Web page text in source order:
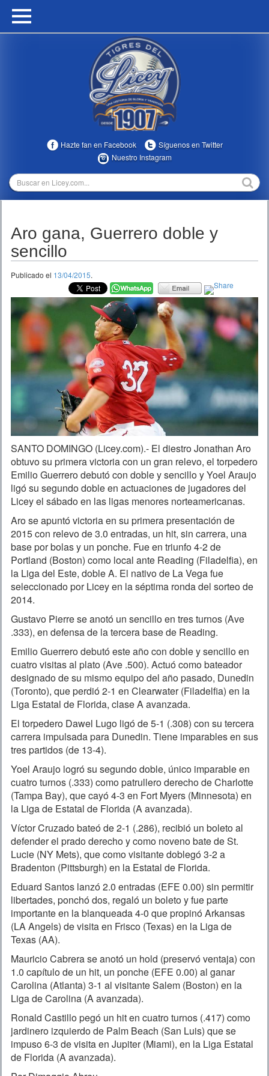
HOME
MULTIMEDIA
TEMPORADAS
Hazte fan en Facebook
Síguenos en Twitter
Nuestro Instagram
Aro gana, Guerrero doble y
sencillo
Publicado el 13/04/2015.
SANTO DOMINGO (Licey.com).- El diestro Jonathan Aro
obtuvo su primera victoria con un gran relevo, el torpedero
Emilio Guerrero debutó con doble y sencillo y Yoel Araujo
ligó su segundo doble en actuaciones de jugadores del
Licey el sábado en las ligas menores norteamericanas.
Aro se apuntó victoria en su primera presentación de
2015 con relevo de 3.0 entradas, un hit, sin carrera, una
base por bolas y un ponche. Fue en triunfo 4-2 de
Portland (Boston) como local ante Reading (Filadelfia), en
la Liga del Este, doble A. El nativo de La Vega fue
seleccionado por Licey en la séptima ronda del sorteo de
2014.
Gustavo Pierre se anotó un sencillo en tres turnos (Ave
.333), en defensa de la tercera base de Reading.
Emilio Guerrero debutó este año con doble y sencillo en
cuatro visitas al plato (Ave .500). Actuó como bateador
designado de su mismo equipo del año pasado, Dunedin
(Toronto), que perdió 2-1 en Clearwater (Filadelfia) en la
Liga Estatal de Florida, clase A avanzada.
El torpedero Dawel Lugo ligó de 5-1 (.308) con su tercera
carrera impulsada para Dunedin. Tiene imparables en sus
tres partidos (de 13-4).
Yoel Araujo logró su segundo doble, único imparable en
cuatro turnos (.333) como patrullero derecho de Charlotte
(Tampa Bay), que cayó 4-3 en Fort Myers (Minnesota) en
la Liga de Estatal de Florida (A avanzada).
Víctor Cruzado bateó de 2-1 (.286), recibió un boleto al
defender el prado derecho y como noveno bate de St.
Lucie (NY Mets), que como visitante doblegó 3-2 a
Bradenton (Pittsburgh) en la Estatal de Florida.
Eduard Santos lanzó 2.0 entradas (EFE 0.00) sin permitir
libertades, ponchó dos, regaló un boleto y fue parte
importante en la blanqueada 4-0 que propinó Arkansas
(LA Angels) de visita en Frisco (Texas) en la Liga de
Texas (AA).
Mauricio Cabrera se anotó un hold (preservó ventaja) con
1.0 capítulo de un hit, un ponche (EFE 0.00) al ganar
Carolina (Atlanta) 3-1 al visitante Salem (Boston) en la
Liga de Carolina (A avanzada).
Ronald Castillo pegó un hit en cuatro turnos (.417) como
jardinero izquierdo de Palm Beach (San Luis) que se
impuso 6-3 de visita en Jupiter (Miami), en la Liga Estatal
de Florida (A avanzada).